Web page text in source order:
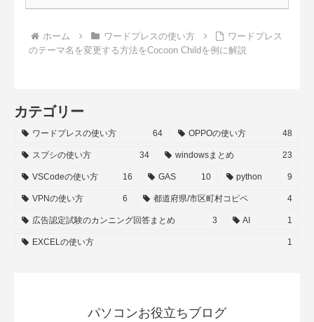
ホーム ワードプレスの使い方
ワードプレス
のテーマ名を変更する方法をCocoon Childを例に解説
カテゴリー
ワードプレスの使い方 64 OPPOの使い方 48
スプシの使い方 34 windowsまとめ 23
VSCodeの使い方 16 GAS 10 python 9
VPNの使い方 6 都道府県/市区町村コピペ 4
広告認定試験のカンニング回答まとめ 3 AI 1
EXCELの使い方 1
パソコンお役立ちブログ